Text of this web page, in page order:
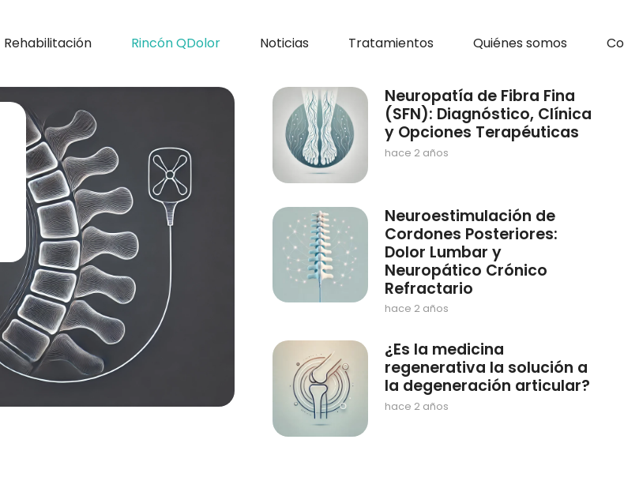
Rehabilitación Rincón QDolor Noticias Tratamientos Quiénes somos
Neuropatía de Fibra Fina
(SFN): Diagnóstico, Clínica
y Opciones Terapéuticas
hace 2 años
Neuroestimulación de
Cordones Posteriores:
Dolor Lumbar y
Neuropático Crónico
Refractario
hace 2 años
¿Es la medicina
regenerativa la solución a
la degeneración articular?
hace 2 años